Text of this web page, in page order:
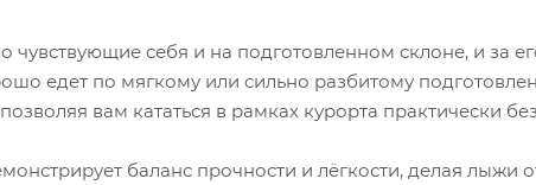
чувствующие себя и на подготовленном склоне, и за
едет по мягкому или сильно разбитому
вам кататься в рамках курорта практически
баланс прочности и лёгкости, делая лыжи